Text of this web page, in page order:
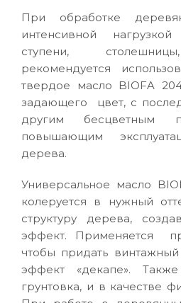
При обработке
интенсивной
ступени,
рекомендуется
твердое масло BIOFA
задающего цвет, с
другим бесцветным
повышающим
дерева.
Универсальное масло
колеруется в нужный
структуру дерева,
эффект. Применяется
чтобы придать
эффект «декапе». Также
грунтовка, и в качестве